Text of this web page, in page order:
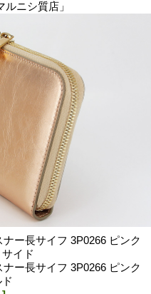
ニシ質店」
ー長サイフ 3P0266 ピンク
イド
ー長サイフ 3P0266 ピンク